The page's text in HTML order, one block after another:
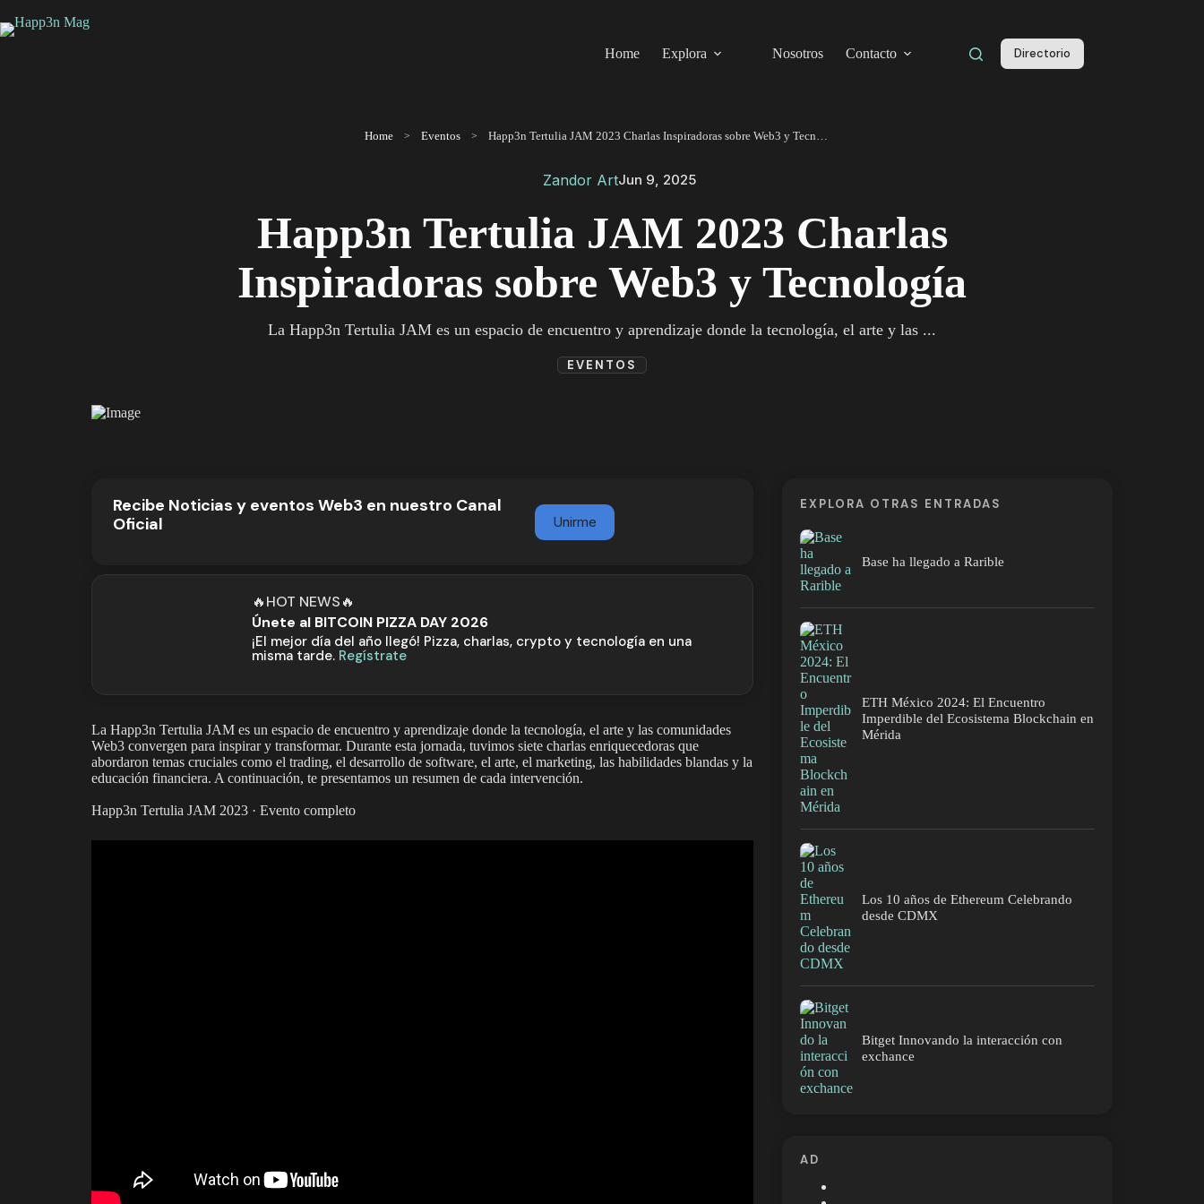
al
contenido
Home
Explora Nosotros Contacto Directorio
Home Eventos Happ3n Tertulia JAM 2023 Charlas Inspiradoras sobre Web3 y Tecnología
Zandor ArtJun 9, 2025
Happ3n Tertulia JAM 2023 Charlas
Inspiradoras sobre Web3 y Tecnología
La Happ3n Tertulia JAM es un espacio de encuentro y aprendizaje donde la tecnología, el arte y las ...
EVENTOS
Recibe Noticias y eventos Web3 en nuestro Canal
Oficial
Unirme
🔥HOT NEWS🔥
Únete al BITCOIN PIZZA DAY 2026
¡El mejor día del año llegó! Pizza, charlas, crypto y tecnología en una
misma tarde. Regístrate
La Happ3n Tertulia JAM es un espacio de encuentro y aprendizaje donde la tecnología, el arte y las comunidades
Web3 convergen para inspirar y transformar. Durante esta jornada, tuvimos siete charlas enriquecedoras que
abordaron temas cruciales como el trading, el desarrollo de software, el arte, el marketing, las habilidades blandas y la
educación financiera. A continuación, te presentamos un resumen de cada intervención.
Happ3n Tertulia JAM 2023 · Evento completo
EXPLORA OTRAS ENTRADAS
Base ha llegado a Rarible
ETH México 2024: El Encuentro
Imperdible del Ecosistema Blockchain en
Mérida
Los 10 años de Ethereum Celebrando
desde CDMX
Bitget Innovando la interacción con
exchance
AD